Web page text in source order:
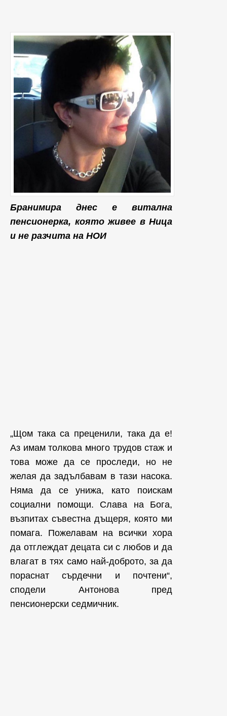
Бранимира днес е витална
пенсионерка, която живее в Ница
и не разчита на НОИ
„Щом така са преценили, така да е!
Аз имам толкова много трудов стаж и
това може да се проследи, но не
желая да задълбавам в тази насока.
Няма да се унижа, като поискам
социални помощи. Слава на Бога,
възпитах съвестна дъщеря, която ми
помага. Пожелавам на всички хора
да отглеждат децата си с любов и да
влагат в тях само най-доброто, за да
пораснат сърдечни и почтени“,
сподели Антонова пред
пенсионерски седмичник.